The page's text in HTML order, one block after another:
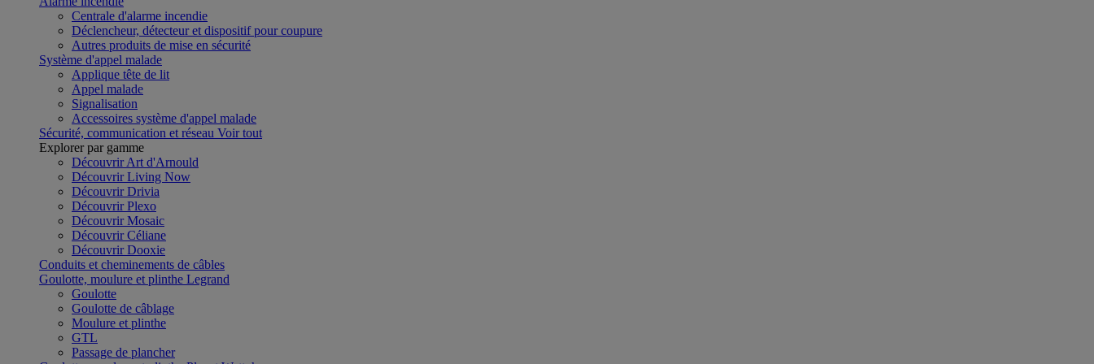
Centrale d'alarme incendie
Déclencheur, détecteur et dispositif pour coupure
Autres produits de mise en sécurité
Système d'appel malade
Applique tête de lit
Appel malade
Signalisation
Accessoires système d'appel malade
Sécurité, communication et réseau Voir tout
Explorer par gamme
Découvrir Art d'Arnould
Découvrir Living Now
Découvrir Drivia
Découvrir Plexo
Découvrir Mosaic
Découvrir Céliane
Découvrir Dooxie
Conduits et cheminements de câbles
Goulotte, moulure et plinthe Legrand
Goulotte
Goulotte de câblage
Moulure et plinthe
GTL
Passage de plancher